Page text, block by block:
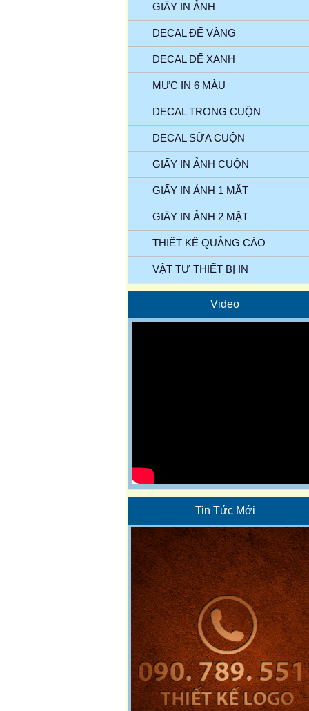
GIẤY IN ẢNH
DECAL ĐẾ VÀNG
DECAL ĐẾ XANH
MỰC IN 6 MÀU
DECAL TRONG CUỘN
DECAL SỮA CUỘN
GIẤY IN ẢNH CUỘN
GIẤY IN ẢNH 1 MẶT
GIẤY IN ẢNH 2 MẶT
THIẾT KẾ QUẢNG CÁO
VẬT TƯ THIẾT BỊ IN
Video
Tin Tức Mới